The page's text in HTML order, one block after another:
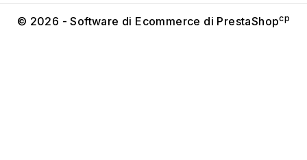
© 2026 - Software di Ecommerce di PrestaShopcp